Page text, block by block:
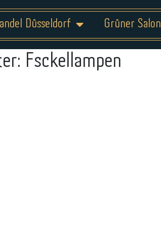
Düsseldorf Grüner Salon
Fsckellampen